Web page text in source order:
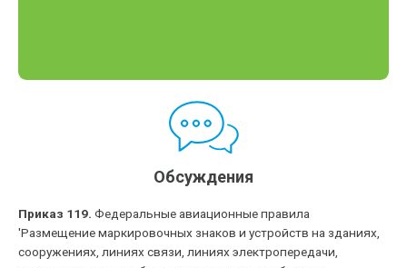
Обсуждения
Приказ 119. Федеральные авиационные правила
'Размещение маркировочных знаков и устройств на зданиях,
сооружениях, линиях связи, линиях электропередачи,